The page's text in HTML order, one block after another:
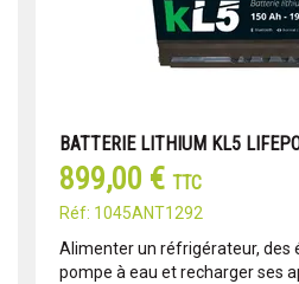
BATTERIE LITHIUM KL5
899,00 € TTC
Réf: 1045ANT1292
Alimenter un réfrigérateur, des
pompe à eau et recharger ses